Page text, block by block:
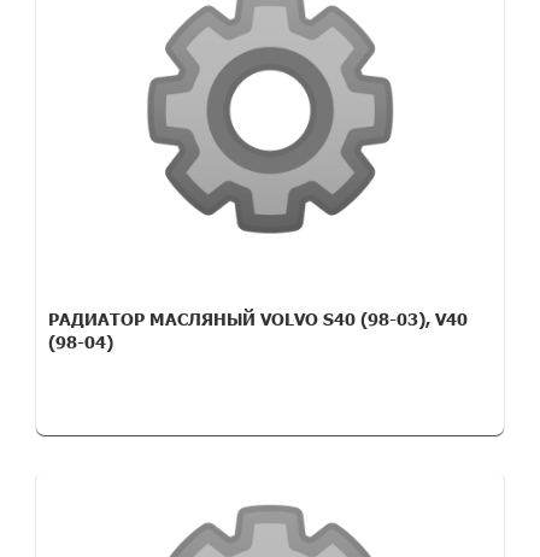
РАДИАТОР МАСЛЯНЫЙ VOLVO S40 (98-03), V40
(98-04)